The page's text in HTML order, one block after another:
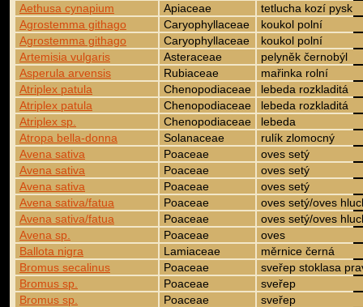
Aethusa cynapium
Apiaceae
tetlucha kozí pysk
Agrostemma githago
Caryophyllaceae
koukol polní
Agrostemma githago
Caryophyllaceae
koukol polní
Artemisia vulgaris
Asteraceae
pelyněk černobýl
Asperula arvensis
Rubiaceae
mařinka rolní
Atriplex patula
Chenopodiaceae
lebeda rozkladitá
Atriplex patula
Chenopodiaceae
lebeda rozkladitá
Atriplex sp.
Chenopodiaceae
lebeda
Atropa bella-donna
Solanaceae
rulík zlomocný
Avena sativa
Poaceae
oves setý
Avena sativa
Poaceae
oves setý
Avena sativa
Poaceae
oves setý
Avena sativa/fatua
Poaceae
oves setý/oves
Avena sativa/fatua
Poaceae
oves setý/oves
Avena sp.
Poaceae
oves
Ballota nigra
Lamiaceae
měrnice černá
Bromus secalinus
Poaceae
sveřep stoklasa
Bromus sp.
Poaceae
sveřep
Bromus sp.
Poaceae
sveřep